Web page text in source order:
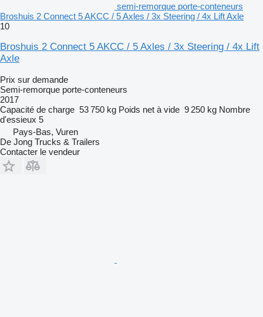
semi-remorque porte-conteneurs
Broshuis 2 Connect 5 AKCC / 5 Axles / 3x Steering / 4x Lift Axle
10
Broshuis 2 Connect 5 AKCC / 5 Axles / 3x Steering / 4x Lift
Axle
Prix sur demande
Semi-remorque porte-conteneurs
2017
Capacité de charge 53 750 kg Poids net à vide 9 250 kg Nombre
d'essieux 5
Pays-Bas, Vuren
De Jong Trucks & Trailers
Contacter le vendeur